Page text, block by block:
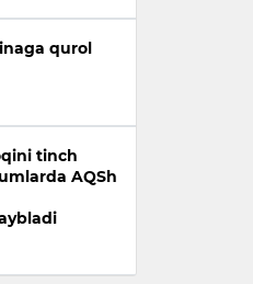
qurol
tinch
AQSh